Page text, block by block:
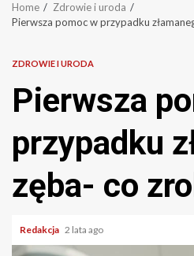
Home
Zdrowie i uroda
Pierwsza pomoc w przypadku
ZDROWIE I URODA
Pierwsza
przypadku
zęba- co
Redakcja 2 lata ago